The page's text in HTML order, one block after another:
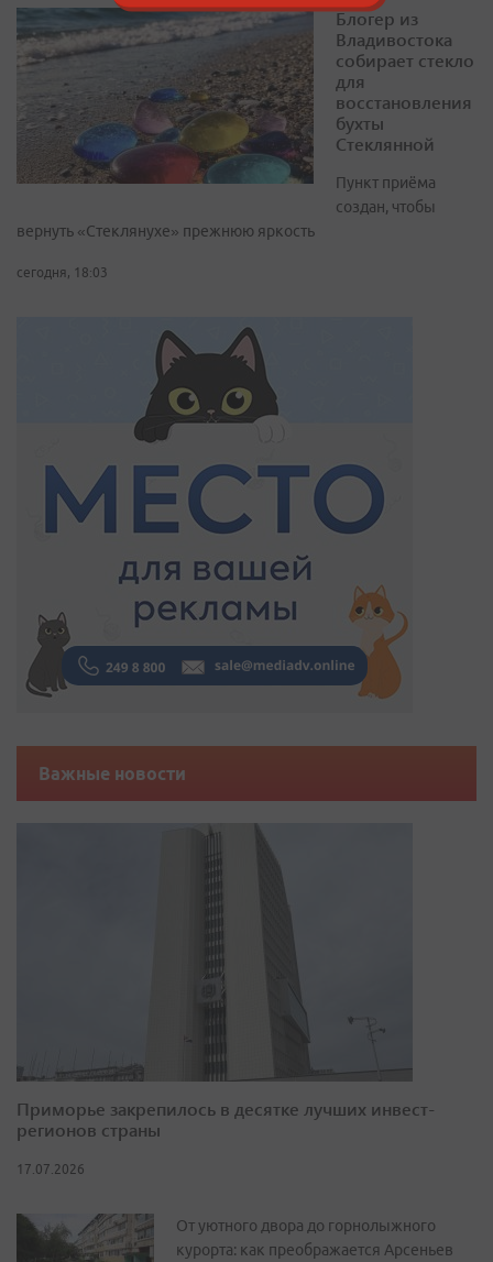
Блогер из
Владивостока
собирает стекло
для
восстановления
бухты
Стеклянной
Пункт приёма
создан, чтобы
вернуть «Стеклянухе» прежнюю яркость
сегодня, 18:03
Важные новости
Приморье закрепилось в десятке лучших инвест-
регионов страны
17.07.2026
От уютного двора до горнолыжного
курорта: как преображается Арсеньев